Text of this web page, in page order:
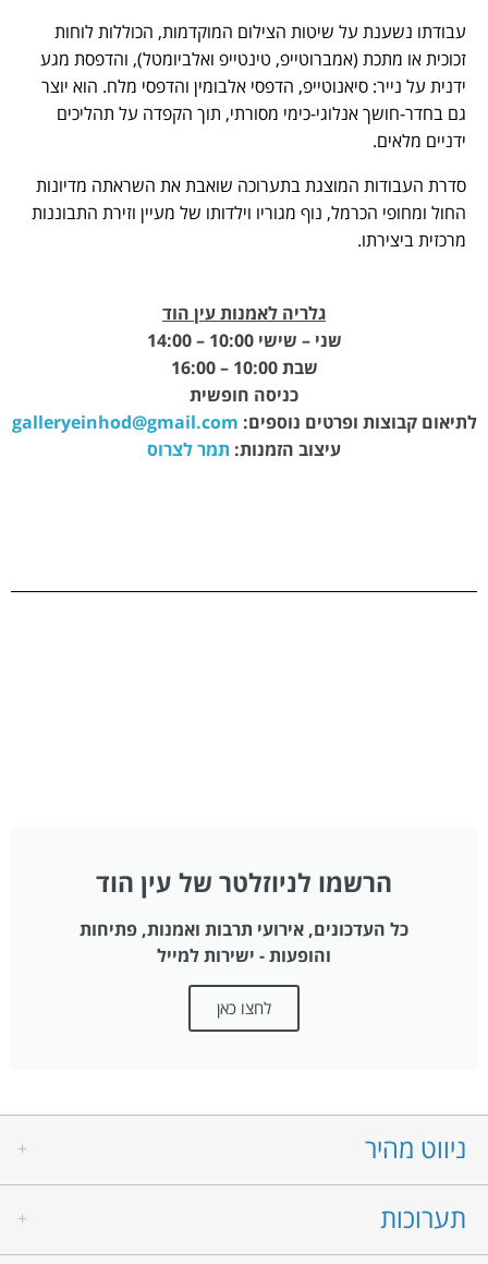
עבודתו נשענת על שיטות הצילום המוקדמות, הכוללות לוחות
זכוכית או מתכת (אמברוטייפ, טינטייפ ואלביומטל), והדפסת מגע
ידנית על נייר: סיאנוטייפ, הדפסי אלבומין והדפסי מלח. הוא יוצר
גם בחדר-חושך אנלוגי-כימי מסורתי, תוך הקפדה על תהליכים
ידניים מלאים.
סדרת העבודות המוצגת בתערוכה שואבת את השראתה מדיונות
החול ומחופי הכרמל, נוף מגוריו וילדותו של מעיין וזירת התבוננות
מרכזית ביצירתו.
גלריה לאמנות עין הוד
שני – שישי 10:00 – 14:00
שבת 10:00 – 16:00
כניסה חופשית
לתיאום קבוצות ופרטים נוספים: galleryeinhod@gmail.com
עיצוב הזמנות: תמר לצרוס
הרשמו לניוזלטר של עין הוד
כל העדכונים, אירועי תרבות ואמנות, פתיחות
והופעות - ישירות למייל
לחצו כאן
ניווט מהיר
אמנים
תערוכות